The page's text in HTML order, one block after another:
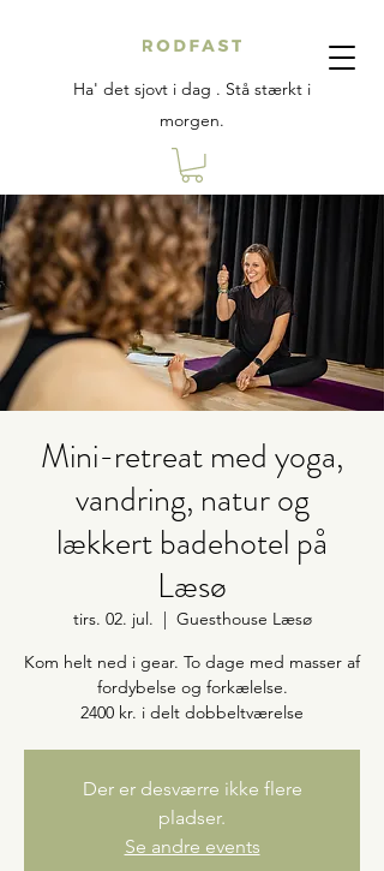
Ha' det sjovt i dag . Stå stærkt i
morgen.
Mini-retreat med yoga,
vandring, natur og
lækkert badehotel på
Læsø
tirs. 02. jul.
  |
Guesthouse Læsø
Kom helt ned i gear. To dage med masser af
fordybelse og forkælelse.
Der er desværre ikke flere
pladser.
Se andre events